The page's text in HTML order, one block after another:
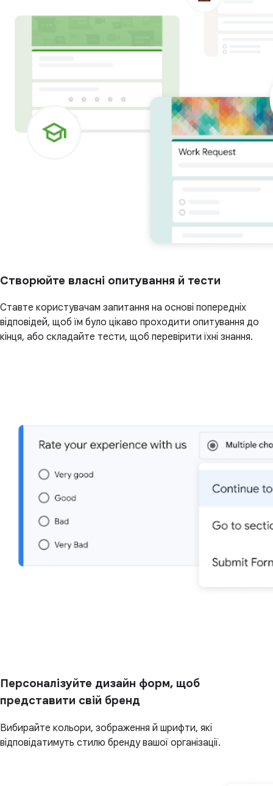
Створюйте власні опитування й тести
Ставте користувачам запитання на основі попередніх
відповідей, щоб їм було цікаво проходити опитування до
кінця, або складайте тести, щоб перевірити їхні знання.
Персоналізуйте дизайн форм, щоб
представити свій бренд
Вибирайте кольори, зображення й шрифти, які
відповідатимуть стилю бренду вашої організації.